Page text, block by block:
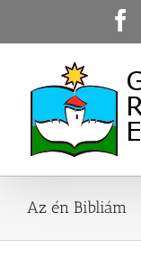
Az én Bibliám